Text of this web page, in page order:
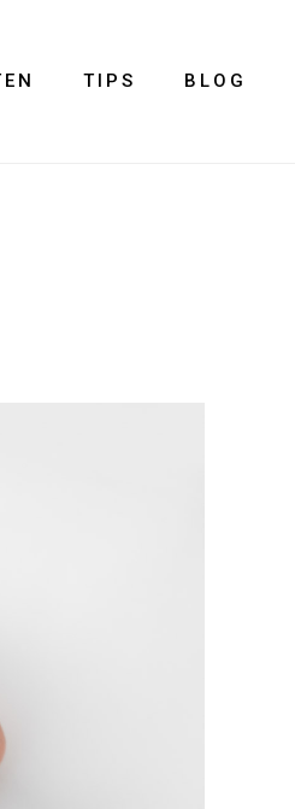
TIPS BLOG